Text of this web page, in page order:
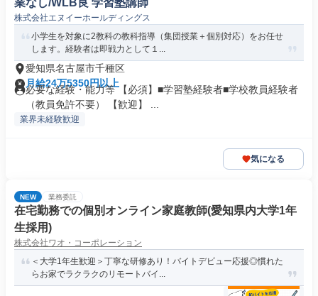
業なし/WLB良 学習塾講師
株式会社エヌイーホールディングス
小学生を対象に2教科の教科指導（集団授業＋個別対応）をお任せ
します。経験者は即戦力として１...
愛知県名古屋市千種区
月給24万5350円以上
必要な経験・能力等 【必須】■学習塾経験者■学校教員経験者
（教員免許不要） 【歓迎】 ...
業界未経験歓迎
気になる
NEW 業務委託
在宅勤務での個別オンライン家庭教師(愛知県内大学1年
生採用)
株式会社ワオ・コーポレーション
＜大学1年生歓迎＞丁寧な研修あり！バイトデビュー応援◎慣れた
らお家でラクラクのリモートバイ...